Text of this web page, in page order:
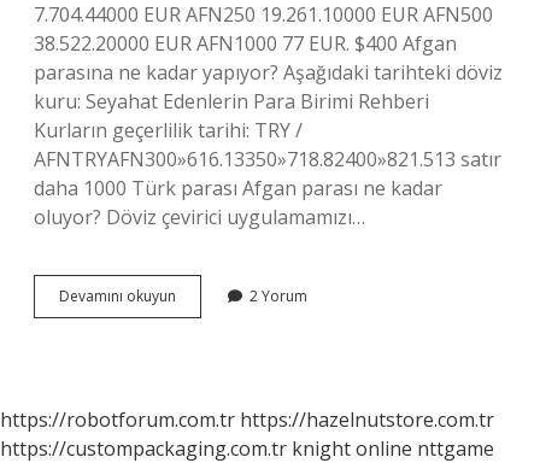
7.704.44000 EUR AFN250 19.261.10000 EUR AFN500
38.522.20000 EUR AFN1000 77 EUR. $400 Afgan
parasına ne kadar yapıyor? Aşağıdaki tarihteki döviz
kuru: Seyahat Edenlerin Para Birimi Rehberi
Kurların geçerlilik tarihi: TRY /
AFNTRYAFN300»616.13350»718.82400»821.513 satır
daha 1000 Türk parası Afgan parası ne kadar
oluyor? Döviz çevirici uygulamamızı…
Devamını okuyun
Lira
Olur
2 Yorum
https://robotforum.com.tr https://hazelnutstore.com.tr
https://custompackaging.com.tr knight online nttgame